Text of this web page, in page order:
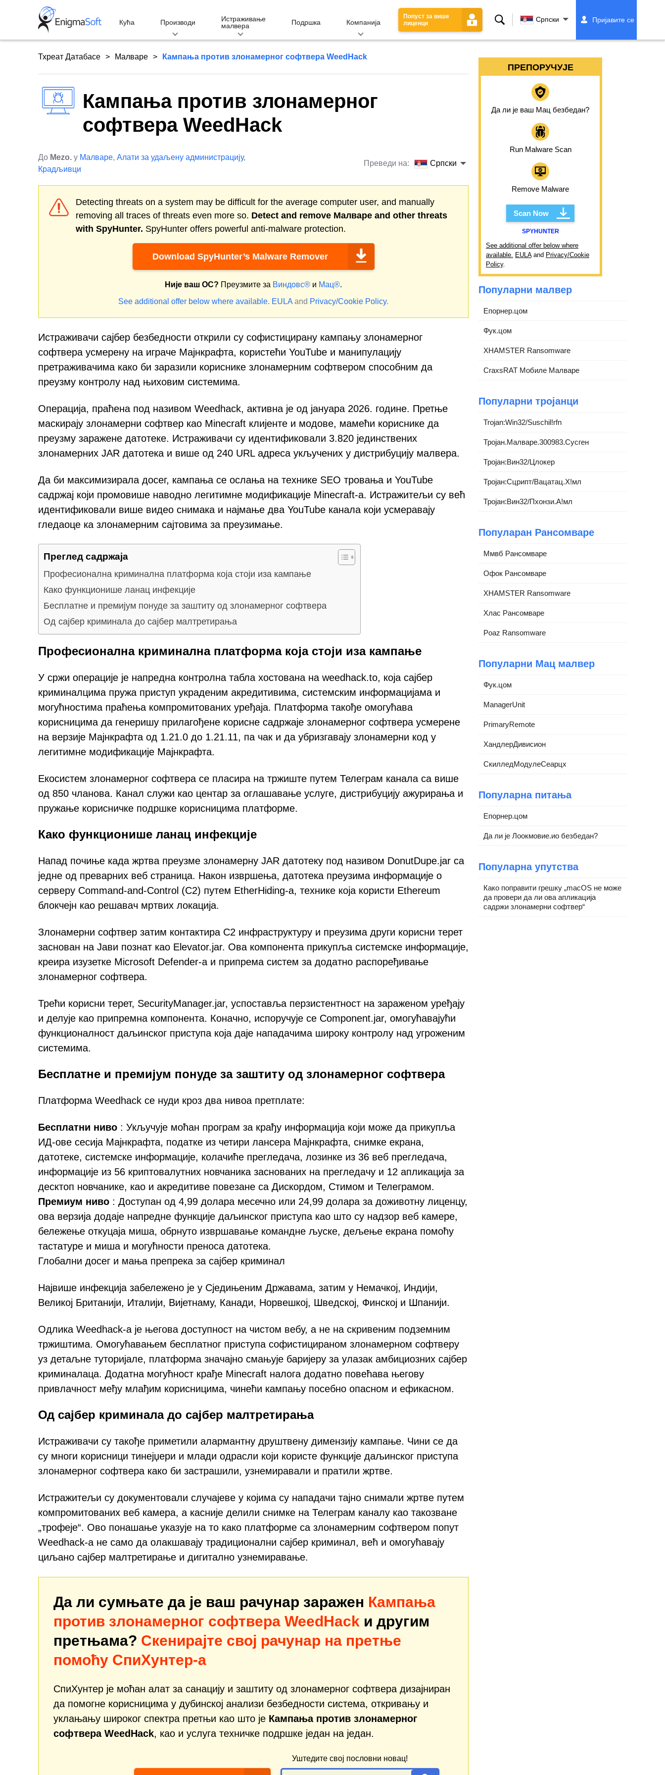
Кућа Производи
Истраживање
малвера
Подршка Компанија
Попуст за више
лиценци
Претрага Српски Пријавите се
Тхреат Датабасе Малваре Кампања против злонамерног софтвера WeedHack
Кампања против злонамерног
софтвера WeedHack
До Mezo. у Малваре, Алати за удаљену администрацију,
Крадљивци
Преведи на: Српски
Detecting threats on a system may be difficult for the average computer user, and manually
removing all traces of threats even more so. Detect and remove Малваре and other threats
with SpyHunter. SpyHunter offers powerful anti-malware protection.
Download SpyHunter’s Malware Remover
Није ваш ОС? Преузмите за Виндовс® и Мац®.
See additional offer below where available. EULA and Privacy/Cookie Policy.
Истраживачи сајбер безбедности открили су софистицирану кампању злонамерног
софтвера усмерену на играче Мајнкрафта, користећи YouTube и манипулацију
претраживачима како би заразили кориснике злонамерним софтвером способним да
преузму контролу над њиховим системима.
Операција, праћена под називом Weedhack, активна је од јануара 2026. године. Претње
маскирају злонамерни софтвер као Minecraft клијенте и модове, мамећи кориснике да
преузму заражене датотеке. Истраживачи су идентификовали 3.820 јединствених
злонамерних JAR датотека и више од 240 URL адреса укључених у дистрибуцију малвера.
Да би максимизирала досег, кампања се ослања на технике SEO тровања и YouTube
садржај који промовише наводно легитимне модификације Minecraft-а. Истражитељи су већ
идентификовали више видео снимака и најмање два YouTube канала који усмеравају
гледаоце ка злонамерним сајтовима за преузимање.
Преглед садржаја
Професионална криминална платформа која стоји иза кампање
Како функционише ланац инфекције
Бесплатне и премијум понуде за заштиту од злонамерног софтвера
Од сајбер криминала до сајбер малтретирања
Професионална криминална платформа која стоји иза кампање
У сржи операције је напредна контролна табла хостована на weedhack.to, која сајбер
криминалцима пружа приступ украденим акредитивима, системским информацијама и
могућностима праћења компромитованих уређаја. Платформа такође омогућава
корисницима да генеришу прилагођене корисне садржаје злонамерног софтвера усмерене
на верзије Мајнкрафта од 1.21.0 до 1.21.11, па чак и да убризгавају злонамерни код у
легитимне модификације Мајнкрафта.
Екосистем злонамерног софтвера се пласира на тржиште путем Телеграм канала са више
од 850 чланова. Канал служи као центар за оглашавање услуге, дистрибуцију ажурирања и
пружање корисничке подршке корисницима платформе.
Како функционише ланац инфекције
Напад почиње када жртва преузме злонамерну JAR датотеку под називом DonutDupe.jar са
једне од преварних веб страница. Након извршења, датотека преузима информације о
серверу Command-and-Control (C2) путем EtherHiding-а, технике која користи Ethereum
блокчејн као решавач мртвих локација.
Злонамерни софтвер затим контактира C2 инфраструктуру и преузима други корисни терет
заснован на Јави познат као Elevator.jar. Ова компонента прикупља системске информације,
креира изузетке Microsoft Defender-а и припрема систем за додатно распоређивање
злонамерног софтвера.
Трећи корисни терет, SecurityManager.jar, успоставља перзистентност на зараженом уређају
и делује као припремна компонента. Коначно, испоручује се Component.jar, омогућавајући
функционалност даљинског приступа која даје нападачима широку контролу над угроженим
системима.
Бесплатне и премијум понуде за заштиту од злонамерног софтвера
Платформа Weedhack се нуди кроз два нивоа претплате:
Бесплатни ниво : Укључује моћан програм за крађу информација који може да прикупља
ИД-ове сесија Мајнкрафта, податке из четири лансера Мајнкрафта, снимке екрана,
датотеке, системске информације, колачиће прегледача, лозинке из 36 веб прегледача,
информације из 56 криптовалутних новчаника заснованих на прегледачу и 12 апликација за
десктоп новчанике, као и акредитиве повезане са Дискордом, Стимом и Телеграмом.
Премиум ниво : Доступан од 4,99 долара месечно или 24,99 долара за доживотну лиценцу,
ова верзија додаје напредне функције даљинског приступа као што су надзор веб камере,
бележење откуцаја миша, обрнуто извршавање командне љуске, дељење екрана помоћу
тастатуре и миша и могућности преноса датотека.
Глобални досег и мања препрека за сајбер криминал
Највише инфекција забележено је у Сједињеним Државама, затим у Немачкој, Индији,
Великој Британији, Италији, Вијетнаму, Канади, Норвешкој, Шведској, Финској и Шпанији.
Одлика Weedhack-а је његова доступност на чистом вебу, а не на скривеним подземним
тржиштима. Омогућавањем бесплатног приступа софистицираном злонамерном софтверу
уз детаљне туторијале, платформа значајно смањује баријеру за улазак амбициозних сајбер
криминалаца. Додатна могућност крађе Minecraft налога додатно повећава његову
привлачност међу млађим корисницима, чинећи кампању посебно опасном и ефикасном.
Од сајбер криминала до сајбер малтретирања
Истраживачи су такође приметили алармантну друштвену димензију кампање. Чини се да
су многи корисници тинејџери и млади одрасли који користе функције даљинског приступа
злонамерног софтвера како би застрашили, узнемиравали и пратили жртве.
Истражитељи су документовали случајеве у којима су нападачи тајно снимали жртве путем
компромитованих веб камера, а касније делили снимке на Телеграм каналу као такозване
„трофеје“. Ово понашање указује на то како платформе са злонамерним софтвером попут
Weedhack-а не само да олакшавају традиционални сајбер криминал, већ и омогућавају
циљано сајбер малтретирање и дигитално узнемиравање.
Да ли сумњате да је ваш рачунар заражен Кампања
против злонамерног софтвера WeedHack и другим
претњама? Скенирајте свој рачунар на претње
помоћу СпиХунтер-а
СпиХунтер је моћан алат за санацију и заштиту од злонамерног софтвера дизајниран
да помогне корисницима у дубинској анализи безбедности система, откривању и
уклањању широког спектра претњи као што је Кампања против злонамерног
софтвера WeedHack, као и услуга техничке подршке један на један.
Уштедите свој пословни новац!
ПРЕПОРУЧУЈЕ
Да ли је ваш Мац безбедан?
Run Malware Scan
Remove Malware
Scan Now
SPYHUNTER
See additional offer below where
available. EULAand Privacy/Cookie
Policy.
Популарни малвер
Епорнер.цом
Фук.цом
XHAMSTER Ransomware
CraxsRAT Мобиле Малваре
Популарни тројанци
Trojan:Win32/Suschil!rfn
Тројан.Малваре.300983.Сусген
Тројан:Вин32/Цлокер
Тројан:Сцрипт/Вацатац.Х!мл
Тројан:Вин32/Пхонзи.А!мл
Популаран Рансомваре
Ммвб Рансомваре
Офок Рансомваре
XHAMSTER Ransomware
Хлас Рансомваре
Poaz Ransomware
Популарни Мац малвер
Фук.цом
ManagerUnit
PrimaryRemote
ХандлерДивисион
СкилледМодулеСеарцх
Популарна питања
Епорнер.цом
Да ли је Лоокмовие.ио безбедан?
Популарна упутства
Како поправити грешку „macOS не може
да провери да ли ова апликација
садржи злонамерни софтвер“